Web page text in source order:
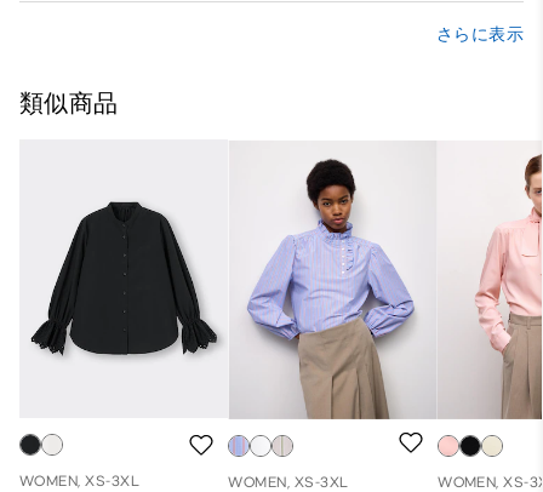
さらに表示
類似商品
WOMEN, XS-3XL
WOMEN, XS-3XL
WOMEN, XS-